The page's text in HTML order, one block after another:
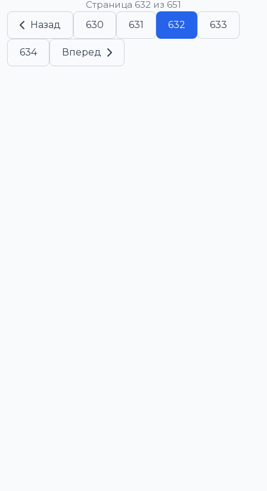
Страница 632 из 651
Назад
630 631 632 633
634 Вперед